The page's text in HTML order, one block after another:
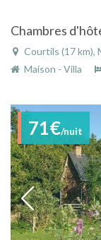
Courtils (17 km),
Maison - Villa
71€/nuit